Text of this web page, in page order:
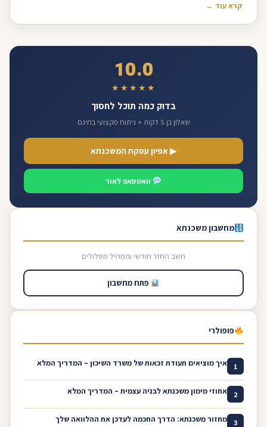
קרא עוד ←
10.0
★★★★★
בדוק כמה תוכל לחסוך
שאלון בן 5 דקות + ניתוח מקצועי בחינם
▶ אפיון עסקת המשכנתא
וואטסאפ לאור
מחשבון משכנתא
חשב החזר חודשי ותמהיל מסלולים
פתח מחשבון
פופולרי
1 איך מוציאים תעודת זכאות של משרד השיכון – המדריך המלא
2 אחוזי מימון משכנתא לבניה עצמית – המדריך המלא
3 מחזור משכנתא: הדרך החכמה לעדכן את ההלוואה שלך